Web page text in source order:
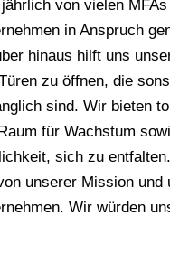
von vielen MFAs
in Anspruch
hinaus hilft uns
zu öffnen, die
sind. Wir bieten
für Wachstum
sich zu
unserer Mission und
Wir würden